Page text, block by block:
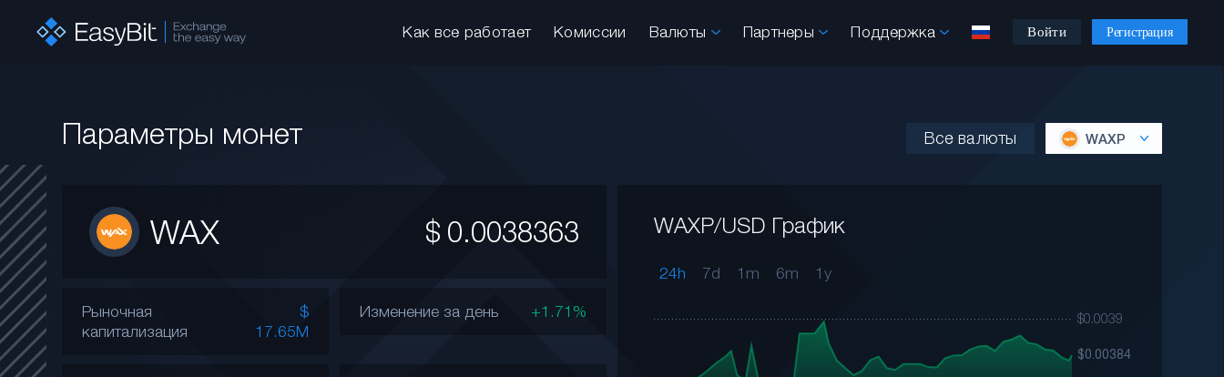
Как все работает Комиссии Валюты Партнеры Поддержка Войти Регистрация
Параметры монет Все валюты WAXP
WAX $ 0.0038363
Рыночная
капитализация
$
17.65M
Изменение за день +1.71%
WAXP/USD График
24h 7d 1m 6m 1y